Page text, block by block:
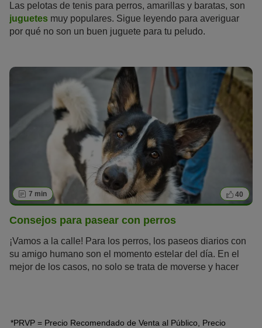
Las pelotas de tenis para perros, amarillas y baratas, son
juguetes muy populares. Sigue leyendo para averiguar
por qué no son un buen juguete para tu peludo.
7 min 40
Consejos para pasear con perros
¡Vamos a la calle! Para los perros, los paseos diarios con
su amigo humano son el momento estelar del día. En el
mejor de los casos, no solo se trata de moverse y hacer
mucha diversión.
*PRVP = Precio Recomendado de Venta al Público, Precio